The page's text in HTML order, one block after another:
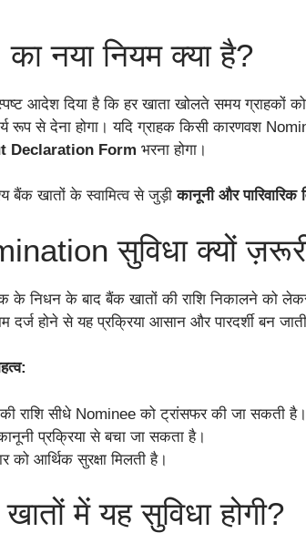
नया नियम क्या है?
आदेश दिया है कि हर खाता खोलते समय ग्राहकों
रूप से देना होगा। यदि ग्राहक किसी कारणवश
Declaration Form भरना होगा।
बैंक खातों के स्वामित्व से जुड़ीकानूनी और पारिवारिक
सुविधा क्यों
के निधन के बाद बैंक खातों की राशि निकालने को लेकर
दर्ज होने से यह प्रक्रिया आसान और पारदर्शी बन
राशि सीधे Nominee को ट्रांसफर की जा सकती है।
प्रक्रिया से बचा जा सकता है।
को आर्थिक सुरक्षा मिलती है।
में यह सुविधा होगी?